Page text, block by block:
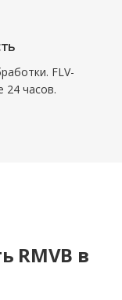
FLV-
24 часов.
RMVB в